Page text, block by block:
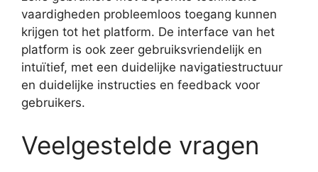
vaardigheden probleemloos toegang kunnen
krijgen tot het platform. De interface van het
platform is ook zeer gebruiksvriendelijk en
intuïtief, met een duidelijke navigatiestructuur
en duidelijke instructies en feedback voor
gebruikers.
Veelgestelde vragen